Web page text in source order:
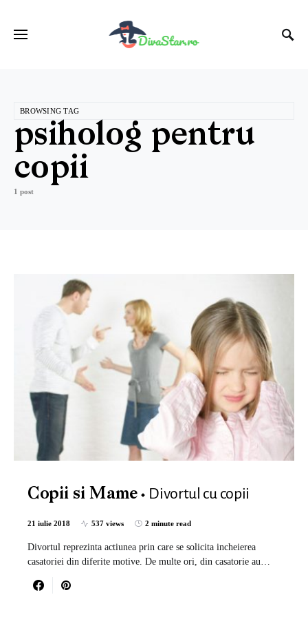
BROWSING TAG
psiholog pentru
copii
1 post
Copii si Mame Divortul cu copii
21 iulie 2018 537 views 2 minute read
Divortul reprezinta actiunea prin care se solicita incheierea
casatoriei din diferite motive. De multe ori, din casatorie au…